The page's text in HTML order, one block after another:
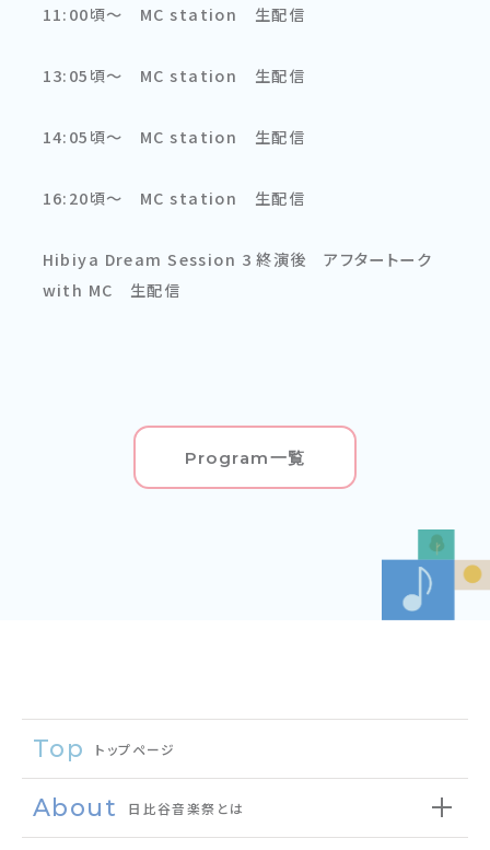
11:00頃〜 MC station 生配信
13:05頃〜 MC station 生配信
14:05頃〜 MC station 生配信
16:20頃〜 MC station 生配信
Hibiya Dream Session 3 終演後 アフタートーク
with MC 生配信
Program一覧
Top トップページ
About 日比谷音楽祭とは